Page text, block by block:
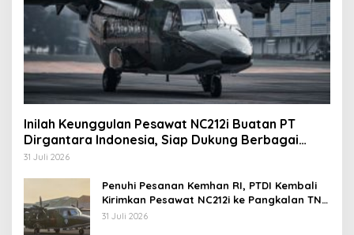
Inilah Keunggulan Pesawat NC212i Buatan PT
Dirgantara Indonesia, Siap Dukung Berbagai
Operasi TNI
31 Juli 2026
Penuhi Pesanan Kemhan RI, PTDI Kembali
Kirimkan Pesawat NC212i ke Pangkalan TNI
AU
31 Juli 2026